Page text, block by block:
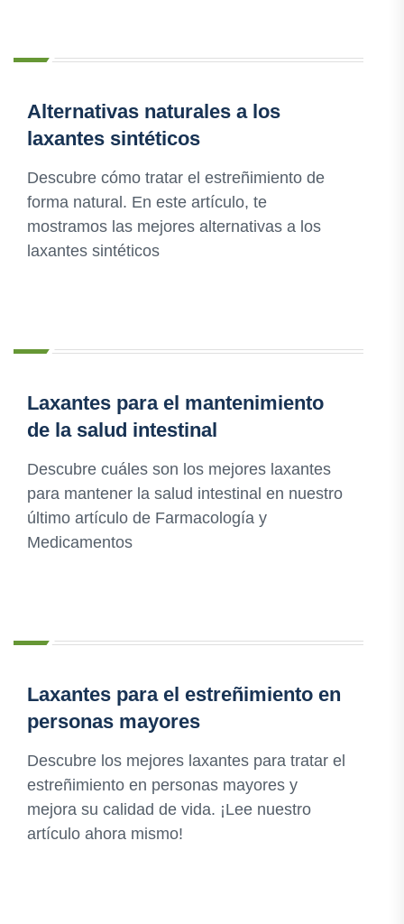
Alternativas naturales a los
laxantes sintéticos
Descubre cómo tratar el estreñimiento de
forma natural. En este artículo, te
mostramos las mejores alternativas a los
laxantes sintéticos
Laxantes para el mantenimiento
de la salud intestinal
Descubre cuáles son los mejores laxantes
para mantener la salud intestinal en nuestro
último artículo de Farmacología y
Medicamentos
Laxantes para el estreñimiento en
personas mayores
Descubre los mejores laxantes para tratar el
estreñimiento en personas mayores y
mejora su calidad de vida. ¡Lee nuestro
artículo ahora mismo!